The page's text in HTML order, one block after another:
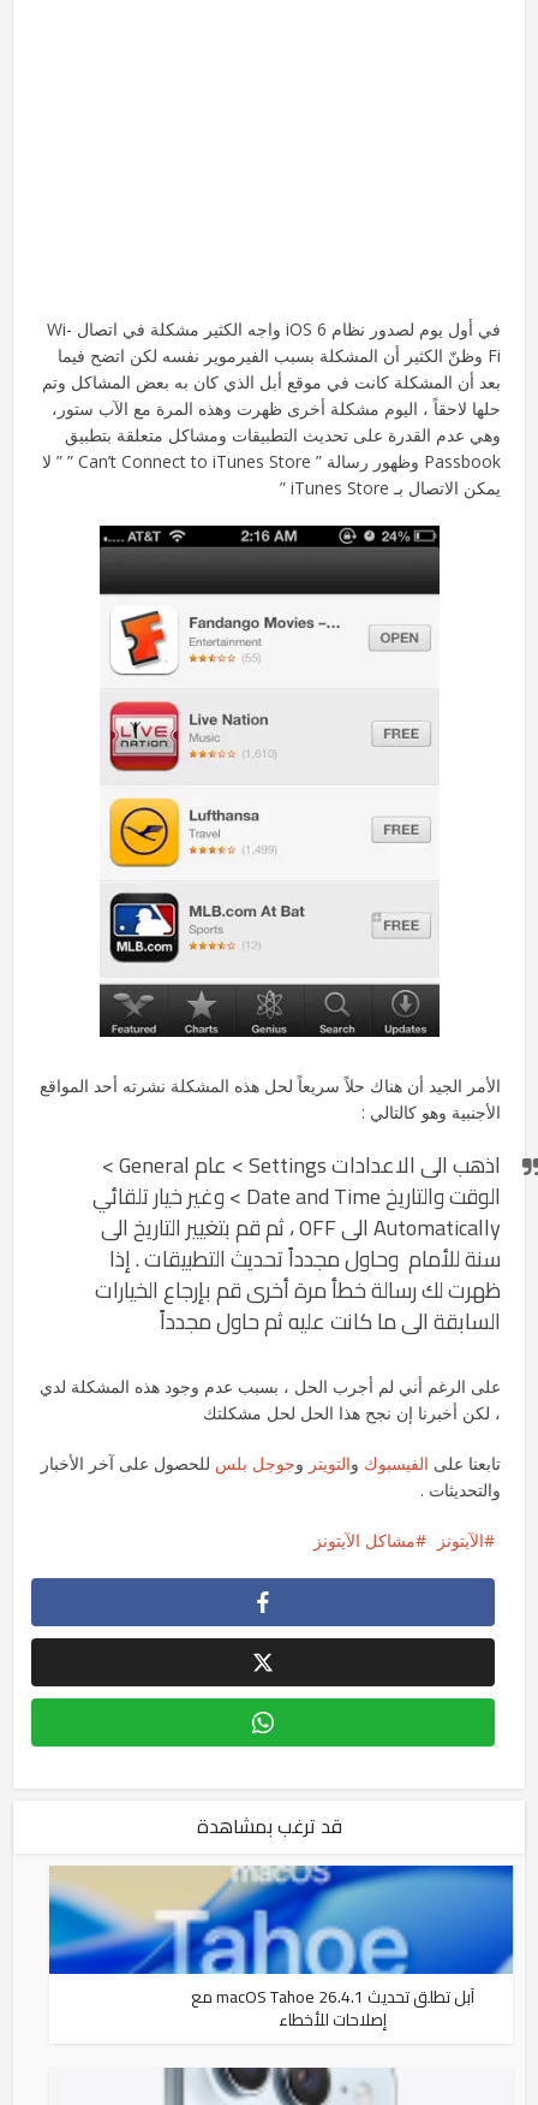
في أول يوم لصدور نظام iOS 6 واجه الكثير مشكلة في اتصال Wi-
Fi وظنّ الكثير أن المشكلة بسبب الفيرموير نفسه لكن اتضح فيما
بعد أن المشكلة كانت في موقع أبل الذي كان به بعض المشاكل وتم
حلها لاحقاً ، اليوم مشكلة أخرى ظهرت وهذه المرة مع الآب ستور،
وهي عدم القدرة على تحديث التطبيقات ومشاكل متعلقة بتطبيق
Passbook وظهور رسالة ” Can’t Connect to iTunes Store ” ” لا
يمكن الاتصال بـ iTunes Store ”
الأمر الجيد أن هناك حلاً سريعاً لحل هذه المشكلة نشرته أحد المواقع
الأجنبية وهو كالتالي :
اذهب الى الاعدادات Settings > عام General >
الوقت والتاريخ Date and Time > وغير خيار تلقائي
Automatically الى OFF ، ثم قم بتغيير التاريخ الى
سنة للأمام وحاول مجدداً تحديث التطبيقات . إذا
ظهرت لك رسالة خطأ مرة أخرى قم بإرجاع الخيارات
السابقة الى ما كانت عليه ثم حاول مجدداً
على الرغم أني لم أجرب الحل ، بسبب عدم وجود هذه المشكلة لدي
، لكن أخبرنا إن نجح هذا الحل لحل مشكلتك
تابعنا على الفيسبوك والتويتر وجوجل بلس للحصول على آخر الأخبار
والتحديثات .
الآيتونز مشاكل الآيتونز
قد ترغب بمشاهدة
آبل تطلق تحديث macOS Tahoe 26.4.1 مع
إصلاحات للأخطاء